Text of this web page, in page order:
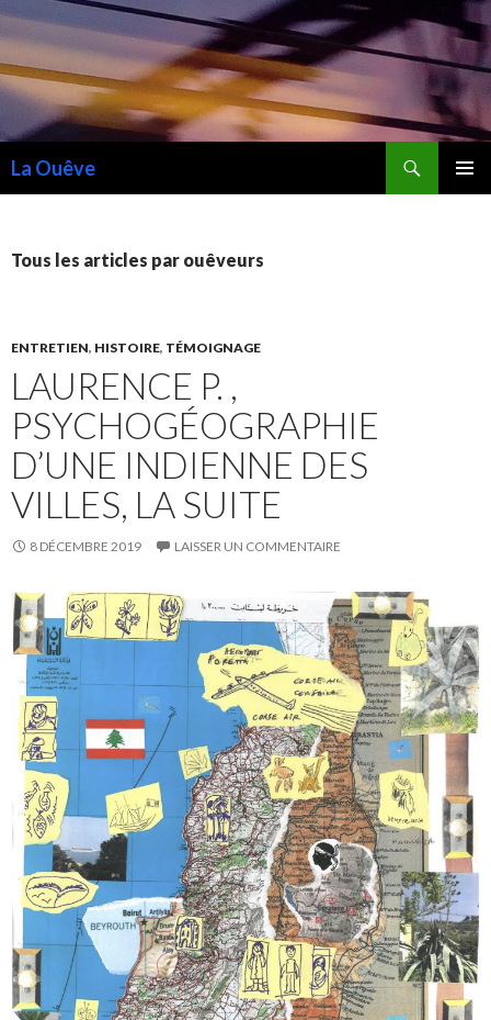
La Ouêve
Tous les articles par ouêveurs
ENTRETIEN, HISTOIRE, TÉMOIGNAGE
LAURENCE P. ,
PSYCHOGÉOGRAPHIE
D’UNE INDIENNE DES
VILLES, LA SUITE
8 DÉCEMBRE 2019 LAISSER UN COMMENTAIRE